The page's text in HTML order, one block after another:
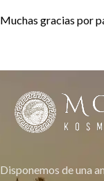
Muchas gracias por
Disponemos de una